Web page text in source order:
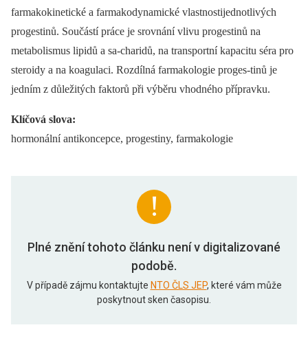
farmakokinetické a farmakodynamické vlastnostijednotlivých
progestinů. Součástí práce je srovnání vlivu progestinů na
metabolismus lipidů a sa-charidů, na transportní kapacitu séra pro
steroidy a na koagulaci. Rozdílná farmakologie proges-tinů je
jedním z důležitých faktorů při výběru vhodného přípravku.
Klíčová slova:
hormonální antikoncepce, progestiny, farmakologie
Plné znění tohoto článku není v digitalizované
podobě.
V případě zájmu kontaktujte NTO ČLS JEP, které vám může
poskytnout sken časopisu.